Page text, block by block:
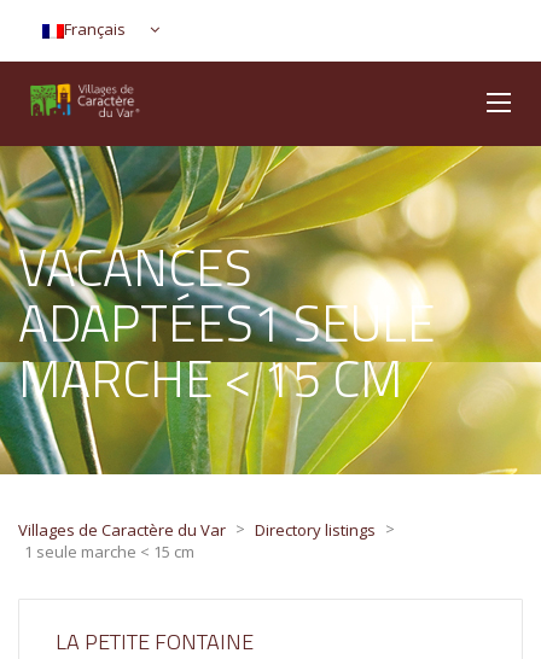
Français
VACANCES
ADAPTÉES1 SEULE
MARCHE < 15 CM
Villages de Caractère du Var > Directory listings >
1 seule marche < 15 cm
LA PETITE FONTAINE